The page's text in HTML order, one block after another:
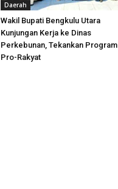
Daerah
Wakil Bupati Bengkulu Utara
Kunjungan Kerja ke Dinas
Perkebunan, Tekankan Program
Pro-Rakyat